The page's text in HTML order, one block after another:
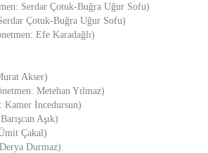
Serdar Çotuk-Buğra Uğur Sofu)
Çotuk-Buğra Uğur Sofu)
Efe Karadağlı)
Akser)
Metehan Yılmaz)
İncedursun)
Aşık)
Çakal)
Durmaz)